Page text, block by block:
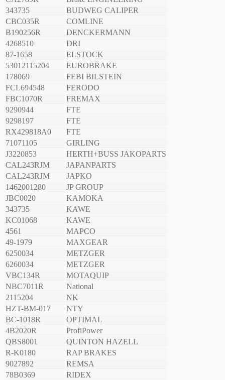
343735
BUDWEG CALIPER
CBC035R
COMLINE
B190256R
DENCKERMANN
4268510
DRI
87-1658
ELSTOCK
53012115204
EUROBRAKE
178069
FEBI BILSTEIN
FCL694548
FERODO
FBC1070R
FREMAX
9290944
FTE
9298197
FTE
RX429818A0
FTE
71071105
GIRLING
J3220853
HERTH+BUSS JAKOPARTS
CAL243RJM
JAPANPARTS
CAL243RJM
JAPKO
1462001280
JP GROUP
JBC0020
KAMOKA
343735
KAWE
KC01068
KAWE
4561
MAPCO
49-1979
MAXGEAR
6250034
METZGER
6260034
METZGER
VBC134R
MOTAQUIP
NBC7011R
National
2115204
NK
HZT-BM-017
NTY
BC-1018R
OPTIMAL
4B2020R
ProfiPower
QBS8001
QUINTON HAZELL
R-K0180
RAP BRAKES
9027892
REMSA
78B0369
RIDEX